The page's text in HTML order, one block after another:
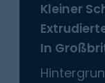
Kleiner
In